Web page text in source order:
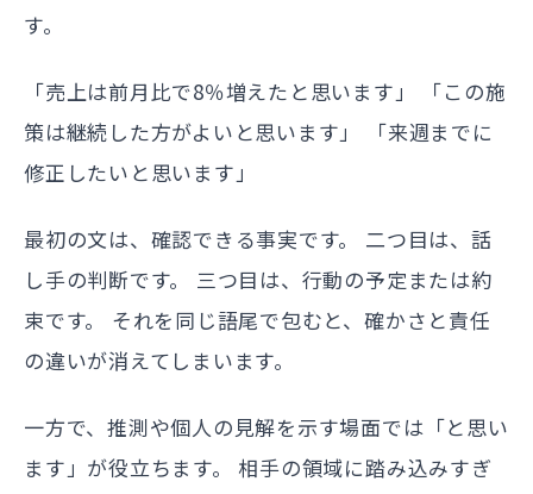
す。
「売上は前月比で8％増えたと思います」 「この施
策は継続した方がよいと思います」 「来週までに
修正したいと思います」
最初の文は、確認できる事実です。 二つ目は、話
し手の判断です。 三つ目は、行動の予定または約
束です。 それを同じ語尾で包むと、確かさと責任
の違いが消えてしまいます。
一方で、推測や個人の見解を示す場面では「と思い
ます」が役立ちます。 相手の領域に踏み込みすぎ